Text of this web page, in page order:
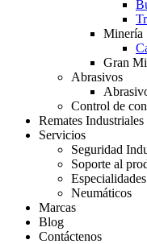
Minería
Gran
Abrasivos
Control de
Remates Industriales
Servicios
Seguridad
Soporte al
Neumáticos
Marcas
Blog
Contáctenos